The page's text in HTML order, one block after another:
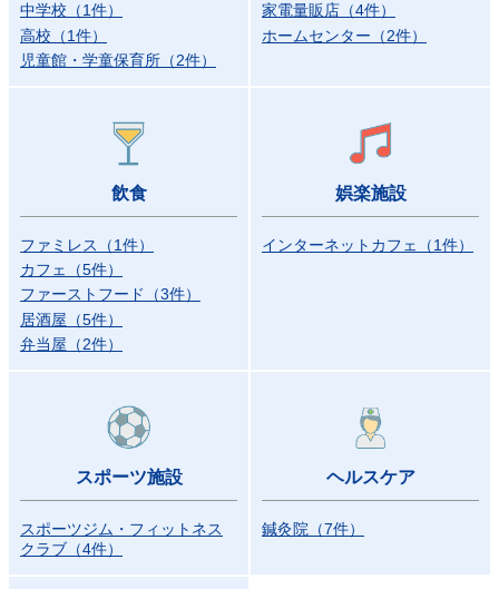
中学校 （1件）
高校 （1件）
児童館・学童保育所 （2件）
家電量販店 （4件）
ホームセンター （2件）
飲食
ファミレス （1件）
カフェ
（5件）
ファーストフード
（3件）
居酒屋 （5件）
弁当屋 （2件）
娯楽施設
インターネットカフェ （1件）
スポーツ施設
スポーツジム・フィットネス
クラブ （4件）
ヘルスケア
鍼灸院 （7件）